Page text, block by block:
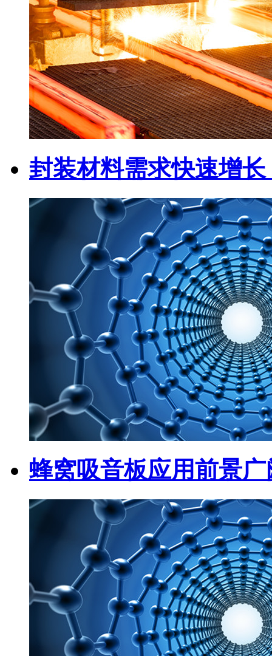
封装材料需求快速增
蜂窝吸音板应用前景